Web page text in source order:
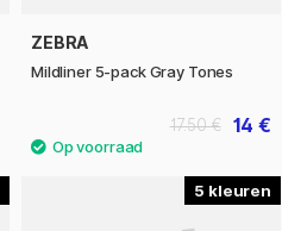
ZEBRA
Mildliner 5-pack Gray Tones
14 €
17.50 €
5